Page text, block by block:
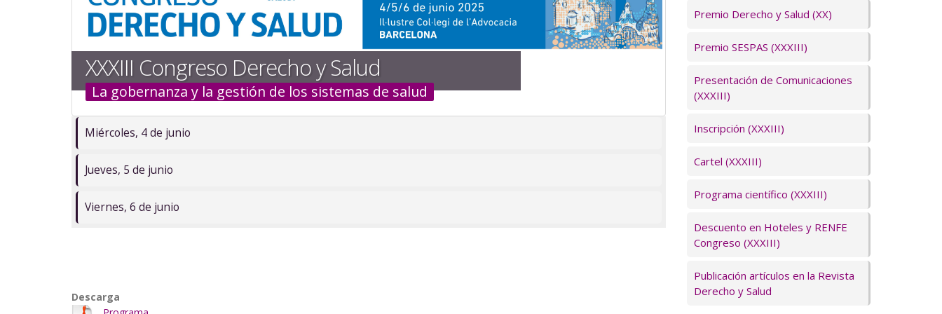
navegación
XXXIII Congreso Derecho y Salud
La gobernanza y la gestión de los sistemas de salud
Miércoles, 4 de junio
Jueves, 5 de junio
Viernes, 6 de junio
Descarga
Premio Derecho y Salud (XX)
Premio SESPAS (XXXIII)
Presentación de Comunicaciones
(XXXIII)
Inscripción (XXXIII)
Cartel (XXXIII)
Programa científico (XXXIII)
Descuento en Hoteles y RENFE
Congreso (XXXIII)
Publicación artículos en la Revista
Derecho y Salud